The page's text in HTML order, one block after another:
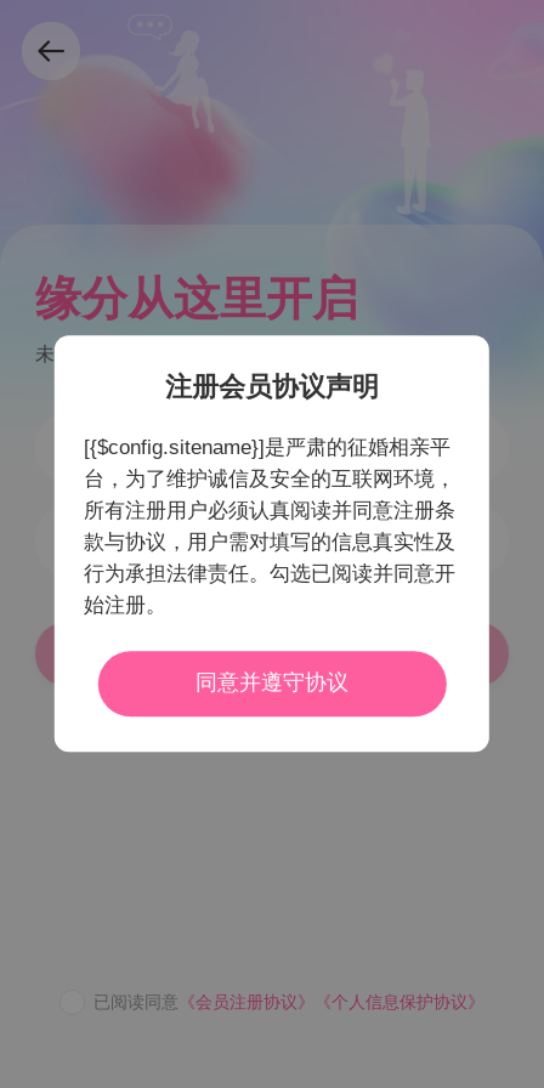
缘分从这里开启
未注册手机号验证后自动注册
获取验证码
登录/注册
密码登录
注册会员协议声明
[{$config.sitename}]是严肃的征婚相亲平
台，为了维护诚信及安全的互联网环境，
所有注册用户必须认真阅读并同意注册条
款与协议，用户需对填写的信息真实性及
行为承担法律责任。勾选已阅读并同意开
始注册。
同意并遵守协议
已阅读同意 《会员注册协议》 《个人信息保护协议》